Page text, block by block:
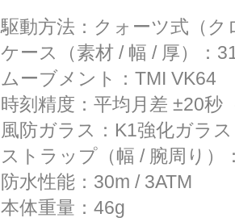
駆動方法：クォーツ式（
ケース（素材 / 幅 / 厚）：
ムーブメント：TMI VK64
時刻精度：平均月差 ±20秒
風防ガラス：K1強化ガラス
ストラップ（幅 / 腕周り）
防水性能：30m / 3ATM
本体重量：46g